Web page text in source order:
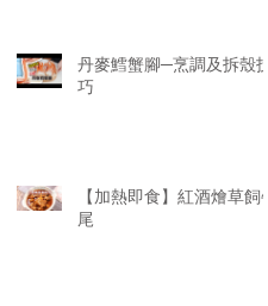
丹麥鱈蟹腳─烹調及拆殼技
巧
【加熱即食】紅酒燴草飼牛
尾